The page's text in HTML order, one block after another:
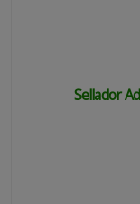
Sellador